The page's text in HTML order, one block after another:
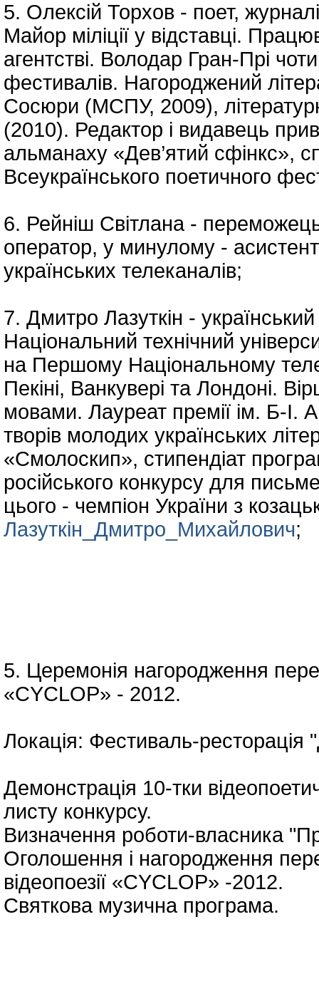
5. Олексій Торхов - поет,
Майор міліції у відставці.
агентстві. Володар Гран-Прі
фестивалів. Нагороджений
Сосюри (МСПУ, 2009),
(2010). Редактор і видавець
альманаху «Дев’ятий сфінкс»,
Всеукраїнського поетичного
6. Рейніш Світлана -
оператор, у минулому -
українських телеканалів;
7. Дмитро Лазуткін -
Національний технічний
на Першому Національному
Пекіні, Ванкувері та Лондоні.
мовами. Лауреат премії ім. Б-І.
творів молодих українських
«Смолоскип», стипендіат
російського конкурсу для
цього - чемпіон України з
Лазуткін_Дмитро_Михайлович;
5. Церемонія нагородження
«CYCLOP» - 2012.
Локація: Фестиваль-
Демонстрація 10-тки
листу конкурсу.
Визначення роботи-власника
Оголошення і нагородження
відеопоезії «CYCLOP» -2012.
Святкова музична програма.